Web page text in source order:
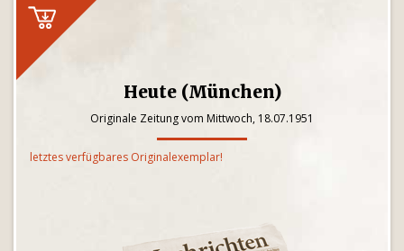
Heute (München)
Originale Zeitung vom Mittwoch, 18.07.1951
letztes verfügbares Originalexemplar!